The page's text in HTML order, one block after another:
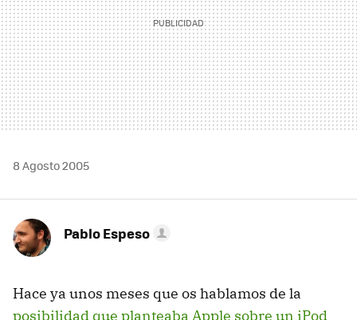
8 Agosto 2005
Pablo Espeso
Hace ya unos meses que os hablamos de la
posibilidad que planteaba Apple sobre un iPod